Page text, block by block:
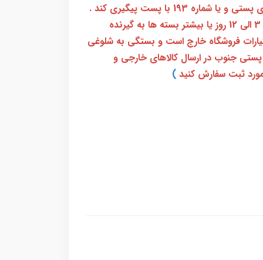
بعد از آن کاربر فقط باید از طریق سامانه رهگیری پستی و یا شماره 193 با پست پیگیری کند .
بعد از دریافت کدرهگیری 24 رقمی معمولا بین 3 الی 12 روز یا بیشتر بسته ها به گیرنده
فروشگاه خارج است و بستگی به شلوغی
جنوب در ارسال کالاهای خارجی و
ثبت سفارش کنید )